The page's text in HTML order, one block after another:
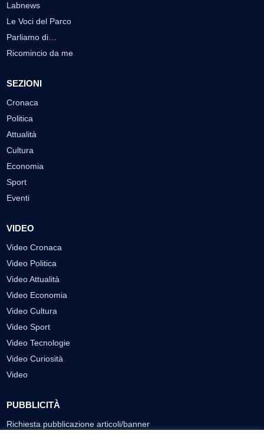
Labnews
Le Voci del Parco
Parliamo di…
Ricomincio da me
SEZIONI
Cronaca
Politica
Attualità
Cultura
Economia
Sport
Eventi
VIDEO
Video Cronaca
Video Politica
Video Attualità
Video Economia
Video Cultura
Video Sport
Video Tecnologie
Video Curiosità
Video
PUBBLICITÀ
Richiesta pubblicazione articoli/banner